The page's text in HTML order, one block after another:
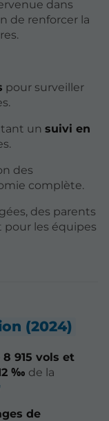
dans
de renforcer la
pour surveiller
un suivi en
des
complète.
des parents
pour les équipes
(2024)
8 915 vols et
‰ de la
de